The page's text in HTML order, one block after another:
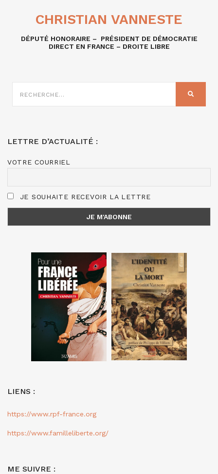
CHRISTIAN VANNESTE
DÉPUTÉ HONORAIRE – PRÉSIDENT DE DÉMOCRATIE
DIRECT EN FRANCE – DROITE LIBRE
SUR
LETTRE D’ACTUALITÉ :
VOTRE COURRIEL
JE SOUHAITE RECEVOIR LA LETTRE
LIENS :
https://www.rpf-france.org
https://www.familleliberte.org/
ME SUIVRE :